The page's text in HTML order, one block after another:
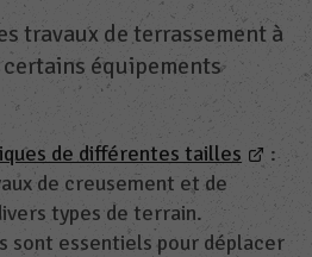
travaux de terrassement à
équipements
de différentes tailles
:
de creusement et de
types de terrain.
sont essentiels pour déplacer